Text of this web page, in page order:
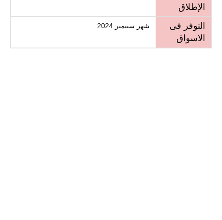
الإطلاق
التوفر فى
الاسواق
شهر سبتمبر 2024